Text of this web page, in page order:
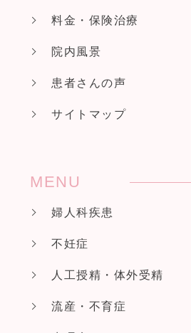
料金・保険治療
院内風景
患者さんの声
サイトマップ
MENU
婦人科疾患
不妊症
人工授精・体外受精
流産・不育症